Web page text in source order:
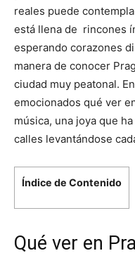
reales puede
está llena de rincones
esperando corazones
manera de conocer
ciudad muy peatonal. En
emocionados qué ver
música, una joya que
calles levantándose
Índice de Contenido
Qué ver en